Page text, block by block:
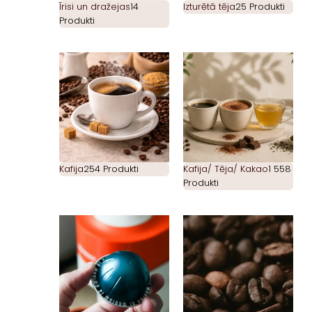
Īrisi un dražejas14
Produkti
Izturētā tēja25 Produkti
Kafija254 Produkti Kafija/ Tēja/ Kakao1 558
Produkti